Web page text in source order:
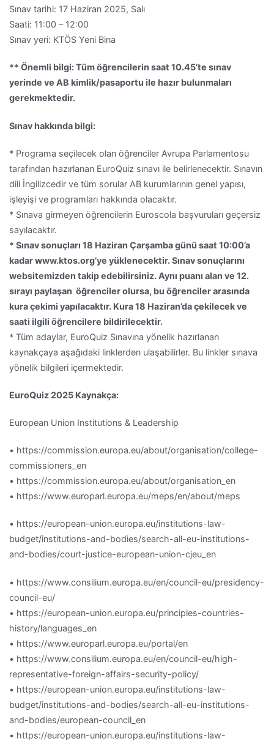
Sınav tarihi: 17 Haziran 2025, Salı
Saati: 11:00 – 12:00
Sınav yeri: KTÖS Yeni Bina
** Önemli bilgi: Tüm öğrencilerin saat 10.45’te sınav
yerinde ve AB kimlik/pasaportu ile hazır bulunmaları
gerekmektedir.
Sınav hakkında bilgi:
* Programa seçilecek olan öğrenciler Avrupa Parlamentosu
tarafından hazırlanan EuroQuiz sınavı ile belirlenecektir. Sınavın
dili İngilizcedir ve tüm sorular AB kurumlarının genel yapısı,
işleyişi ve programları hakkında olacaktır.
* Sınava girmeyen öğrencilerin Euroscola başvuruları geçersiz
sayılacaktır.
* Sınav sonuçları 18 Haziran Çarşamba günü saat 10:00’a
kadar www.ktos.org’ye yüklenecektir. Sınav sonuçlarını
websitemizden takip edebilirsiniz. Aynı puanı alan ve 12.
sırayı paylaşan öğrenciler olursa, bu öğrenciler arasında
kura çekimi yapılacaktır. Kura 18 Haziran’da çekilecek ve
saati ilgili öğrencilere bildirilecektir.
* Tüm adaylar, EuroQuiz Sınavına yönelik hazırlanan
kaynakçaya aşağıdaki linklerden ulaşabilirler. Bu linkler sınava
yönelik bilgileri içermektedir.
EuroQuiz 2025 Kaynakça:
European Union Institutions & Leadership
• https://commission.europa.eu/about/organisation/college-
commissioners_en
• https://commission.europa.eu/about/organisation_en
• https://www.europarl.europa.eu/meps/en/about/meps
• https://european-union.europa.eu/institutions-law-
budget/institutions-and-bodies/search-all-eu-institutions-
and-bodies/court-justice-european-union-cjeu_en
• https://www.consilium.europa.eu/en/council-eu/presidency-
council-eu/
• https://european-union.europa.eu/principles-countries-
history/languages_en
• https://www.europarl.europa.eu/portal/en
• https://www.consilium.europa.eu/en/council-eu/high-
representative-foreign-affairs-security-policy/
• https://european-union.europa.eu/institutions-law-
budget/institutions-and-bodies/search-all-eu-institutions-
and-bodies/european-council_en
• https://european-union.europa.eu/institutions-law-